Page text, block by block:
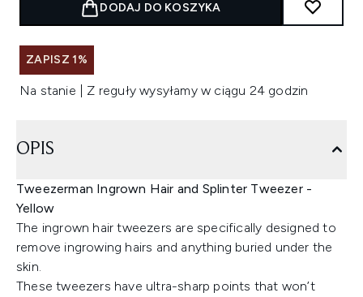
DODAJ DO KOSZYKA
ZAPISZ 1%
Na stanie | Z reguły wysyłamy w ciągu 24 godzin
OPIS
Tweezerman Ingrown Hair and Splinter Tweezer -
Yellow
The ingrown hair tweezers are specifically designed to
remove ingrowing hairs and anything buried under the
skin.
These tweezers have ultra-sharp points that won’t